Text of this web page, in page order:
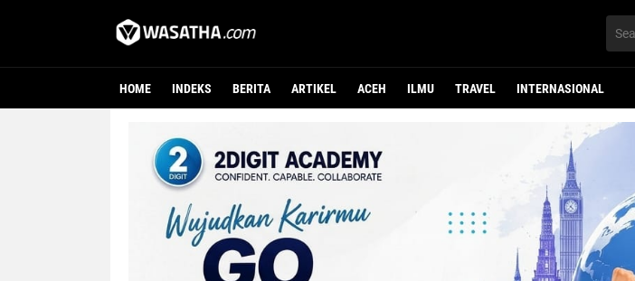
HOME INDEKS BERITA ARTIKEL ACEH ILMU TRAVEL INTERNASIONAL